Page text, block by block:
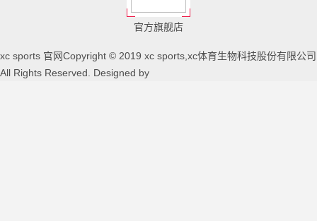
官方旗舰店
xc sports 官网Copyright © 2019 xc sports,xc体育生物科技股份有限公司
All Rights Reserved. Designed by